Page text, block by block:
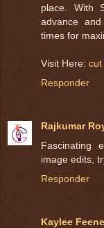
place. With
advance
times for
Visit Here: cut
Responder
Rajkumar
Fascinating
image edits,
Responder
Kaylee